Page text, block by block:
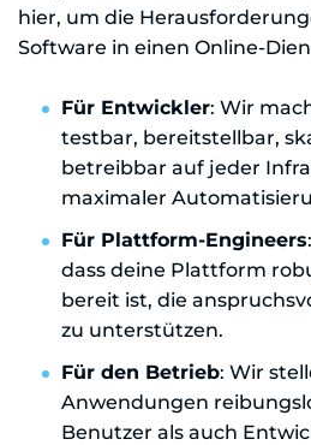
hier, um die
Software in einen Online-
Für Entwickler: Wir
testbar, bereitstellbar,
betreibbar auf jeder
maximaler
Für Plattform-Engineers
dass deine Plattform
bereit ist, die
zu unterstützen.
Für den Betrieb: Wir
Anwendungen
Benutzer als auch